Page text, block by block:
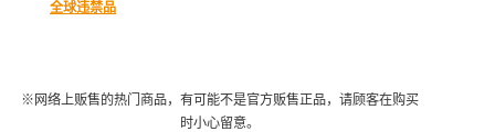
全球违禁品
※网络上贩售的热门商品，有可能不是官方贩售正品，请顾客在购买
时小心留意。